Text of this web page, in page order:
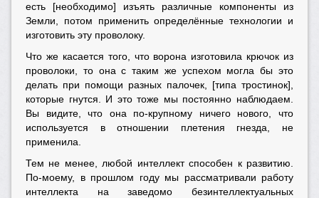
есть [необходимо] изъять различные компоненты из
Земли, потом применить определённые технологии и
изготовить эту проволоку.
Что же касается того, что ворона изготовила крючок из
проволоки, то она с таким же успехом могла бы это
делать при помощи разных палочек, [типа тростинок],
которые гнутся. И это тоже мы постоянно наблюдаем.
Вы видите, что она по-крупному ничего нового, что
используется в отношении плетения гнезда, не
применила.
Тем не менее, любой интеллект способен к развитию.
По-моему, в прошлом году мы рассматривали работу
интеллекта на заведомо безинтеллектуальных